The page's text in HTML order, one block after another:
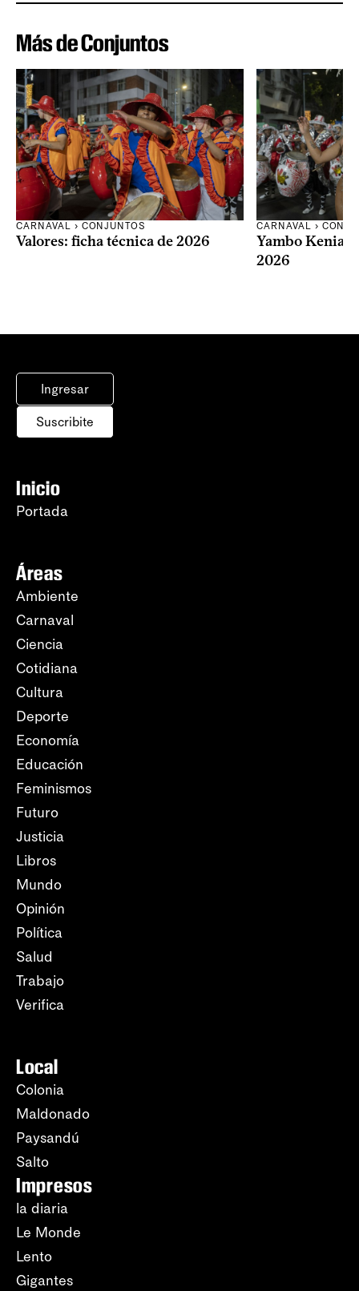
Más de Conjuntos
CARNAVAL › CONJUNTOS
Valores: ficha técnica de 2026
CARNAVAL ›
Yambo Kenia:
2026
Ingresar
Suscribite
Inicio
Portada
Áreas
Ambiente
Carnaval
Ciencia
Cotidiana
Cultura
Deporte
Economía
Educación
Feminismos
Futuro
Justicia
Libros
Mundo
Opinión
Política
Salud
Trabajo
Verifica
Local
Colonia
Maldonado
Paysandú
Salto
Impresos
la diaria
Le Monde
Lento
Gigantes